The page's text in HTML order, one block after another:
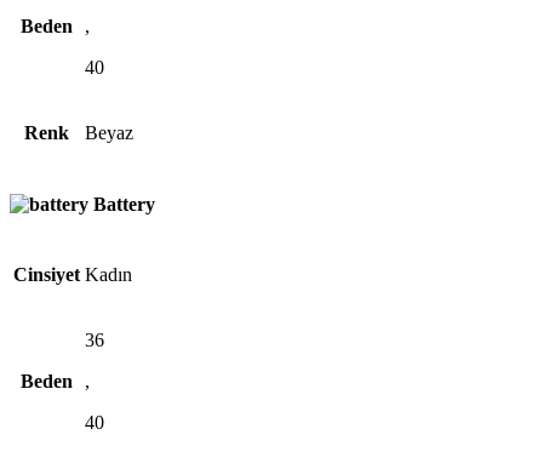
Beden
,
40
Renk Beyaz
Battery
Cinsiyet Kadın
Beden
36
,
40